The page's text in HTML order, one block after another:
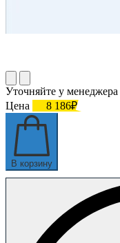
Уточняйте у менеджера
Цена
8 186₽
В корзину